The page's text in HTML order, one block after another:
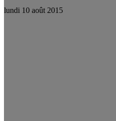
lundi 10 août 2015